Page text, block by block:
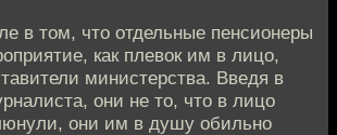
в том, что отдельные пенсионеры
как плевок им в лицо,
министерства. Введя в
они не то, что в лицо
они им в душу обильно